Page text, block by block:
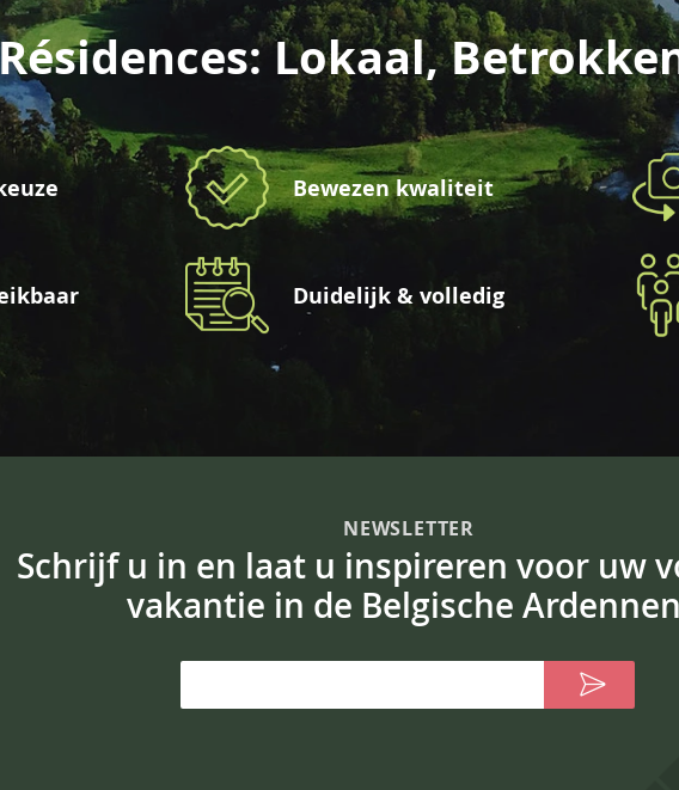
Lokaal,
Bewezen kwaliteit
Duidelijk & volledig
NEWSLETTER
Schrijf u in en laat u inspireren voor uw
vakantie in de Belgische